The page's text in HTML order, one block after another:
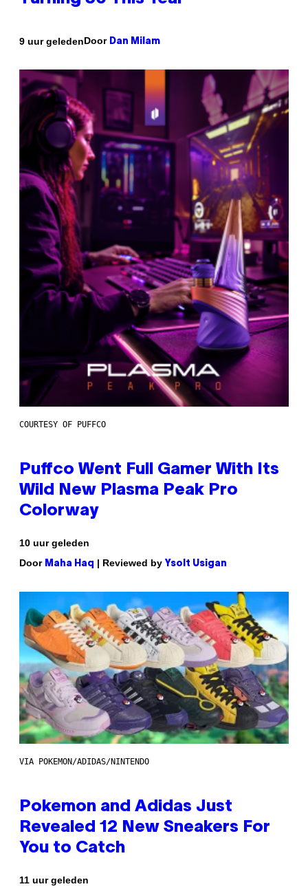
9 uur geledenDoor Dan Milam
COURTESY OF PUFFCO
Puffco Went Full Gamer With Its
Wild New Plasma Peak Pro
Colorway
10 uur geleden
Door Maha Haq | Reviewed by Ysolt Usigan
VIA POKEMON/ADIDAS/NINTENDO
Pokemon and Adidas Just
Revealed 12 New Sneakers For
You to Catch
11 uur geleden